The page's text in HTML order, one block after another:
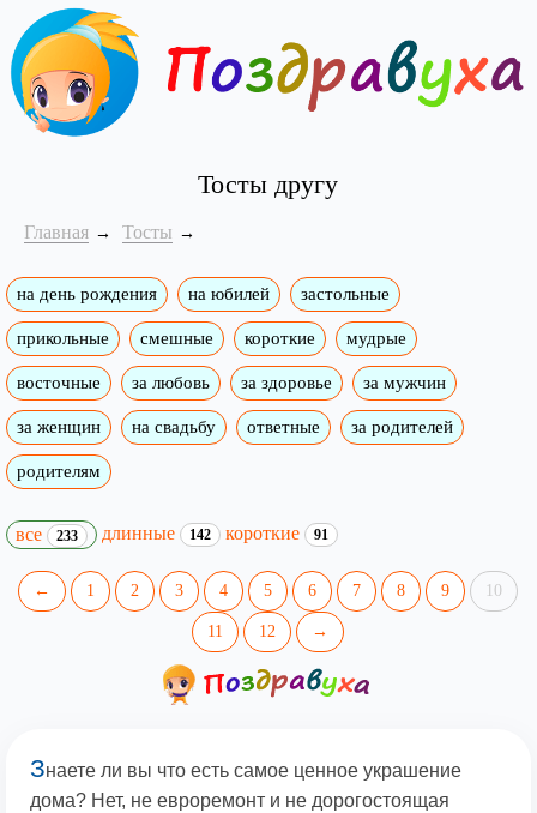
Тосты другу
Главная Тосты
на день рождения на юбилей застольные
прикольные смешные короткие мудрые
восточные за любовь за здоровье за мужчин
за женщин на свадьбу ответные за родителей
родителям
все 233 длинные 142 короткие 91
← 1 2 3 4 5 6 7 8 9 10
11 12 →
Знаете ли вы что есть самое ценное украшение
дома? Нет, не евроремонт и не дорогостоящая